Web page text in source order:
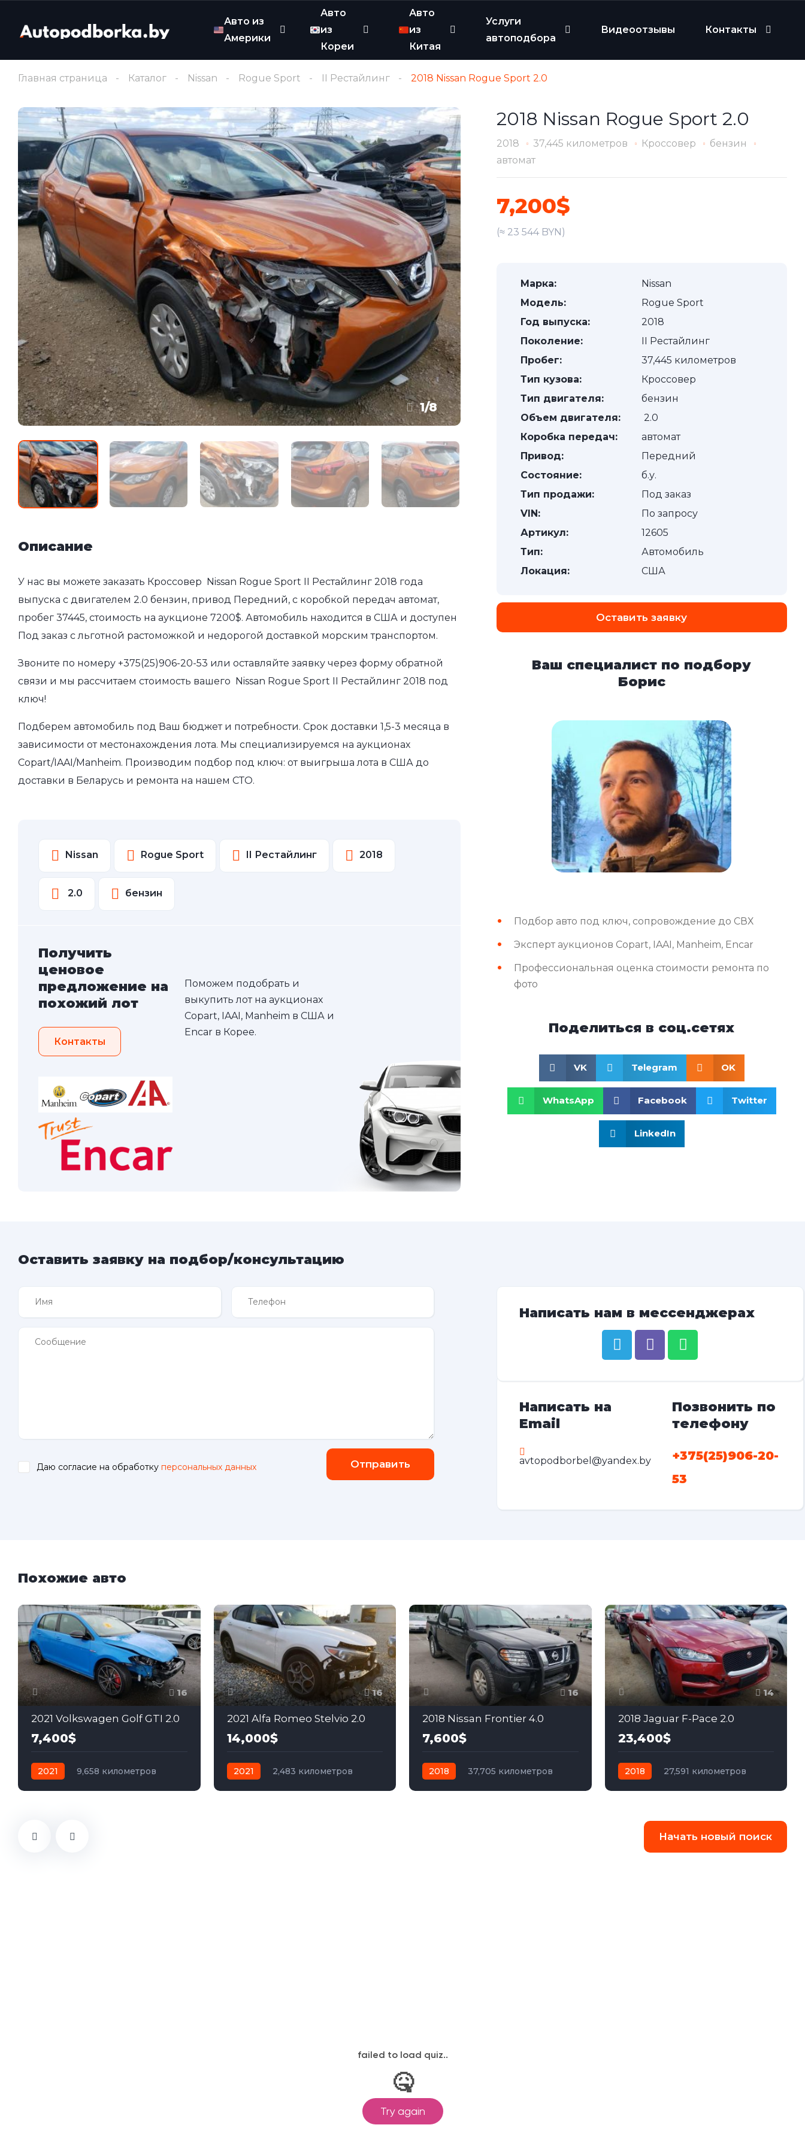
Авто из
Америки
Авто
из
Кореи
Авто
из
Китая
Услуги
автоподбора
Видеоотзывы Контакты
Главная страница Каталог Nissan Rogue Sport II Рестайлинг 2018 Nissan Rogue Sport 2.0
1/8
Описание
У нас вы можете заказать Кроссовер Nissan Rogue Sport II Рестайлинг 2018 года
выпуска с двигателем 2.0 бензин, привод Передний, с коробкой передач автомат,
пробег 37445, стоимость на аукционе 7200$. Автомобиль находится в США и доступен
Под заказ с льготной растоможкой и недорогой доставкой морским транспортом.
Звоните по номеру +375(25)906-20-53 или оставляйте заявку через форму обратной
связи и мы рассчитаем стоимость вашего Nissan Rogue Sport II Рестайлинг 2018 под
ключ!
Подберем автомобиль под Ваш бюджет и потребности. Срок доставки 1,5-3 месяца в
зависимости от местонахождения лота. Мы специализируемся на аукционах
Copart/IAAI/Manheim. Производим подбор под ключ: от выигрыша лота в США до
доставки в Беларусь и ремонта на нашем СТО.
Nissan Rogue Sport II Рестайлинг 2018
2.0 бензин
Получить
ценовое
предложение на
похожий лот
Контакты
Поможем подобрать и
выкупить лот на аукционах
Copart, IAAI, Manheim в США и
Encar в Корее.
2018 Nissan Rogue Sport 2.0
2018 37,445 километров Кроссовер
бензин
автомат
7,200$
(≈ 23 544 BYN)
Марка:
Nissan
Модель:
Rogue Sport
Год выпуска:
2018
Поколение:
II Рестайлинг
Пробег:
37,445 километров
Тип кузова:
Кроссовер
Тип двигателя:
бензин
Объем двигателя:
2.0
Коробка передач:
автомат
Привод:
Передний
Состояние:
б.у.
Тип продажи:
Под заказ
VIN:
По запросу
Артикул:
12605
Тип:
Автомобиль
Локация:
США
Оставить заявку
Ваш специалист по подбору
Борис
Подбор авто под ключ, сопровождение до СВХ
Эксперт аукционов Copart, IAAI, Manheim, Encar
Профессиональная оценка стоимости ремонта по
фото
Поделиться в соц.сетях
VK Telegram OK
WhatsApp Facebook Twitter
LinkedIn
Оставить заявку на подбор/консультацию
Даю согласие на обработку персональных данных Отправить
Написать нам в мессенджерах
Написать на
Email
avtopodborbel@yandex.by
Позвонить по
телефону
+375(25)906-20-
53
Похожие авто
16
2021 Volkswagen Golf GTI 2.0
7,400$
2021
9,658 километров
16
2021 Alfa Romeo Stelvio 2.0
14,000$
2021
2,483 километров
16
2018 Nissan Frontier 4.0
7,600$
2018
37,705 километров
14
2018 Jaguar F-Pace 2.0
23,400$
2018
27,591 километров
Начать новый поиск